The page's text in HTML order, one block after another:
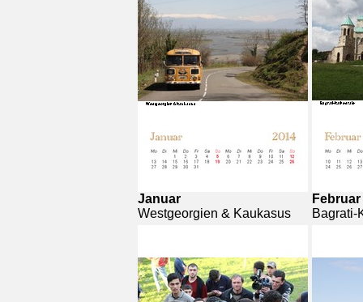
Januar
Westgeorgien & Kaukasus
Februar
Bagrati-